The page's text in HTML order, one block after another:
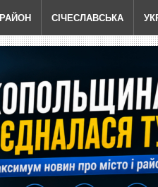
РАЙОН СІЧЕСЛАВСЬКА